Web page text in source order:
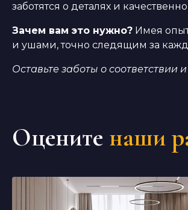
заботятся о деталях и
Зачем вам это нужно? Имея
и ушами, точно следящим за
Оставьте заботы о
Оцените наши